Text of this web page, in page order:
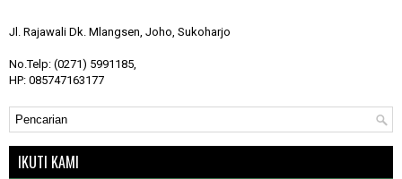
Jl. Rajawali Dk. Mlangsen, Joho, Sukoharjo
No.Telp: (0271) 5991185,
HP: 085747163177
IKUTI KAMI